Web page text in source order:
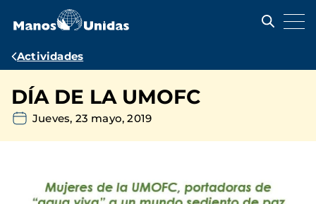
contenido
Ruta
navegación
Actividades
DÍA DE LA UMOFC
Jueves, 23 mayo, 2019